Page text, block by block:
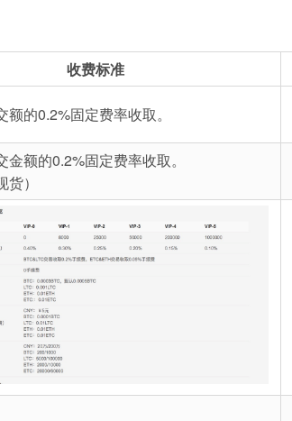
收费标准
额的0.2%固定费率收取。
金额的0.2%固定费率收取。
）